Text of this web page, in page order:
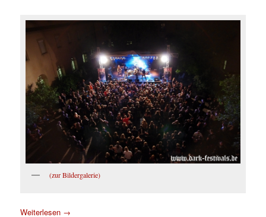
(zur Bildergalerie)
Weiterlesen →